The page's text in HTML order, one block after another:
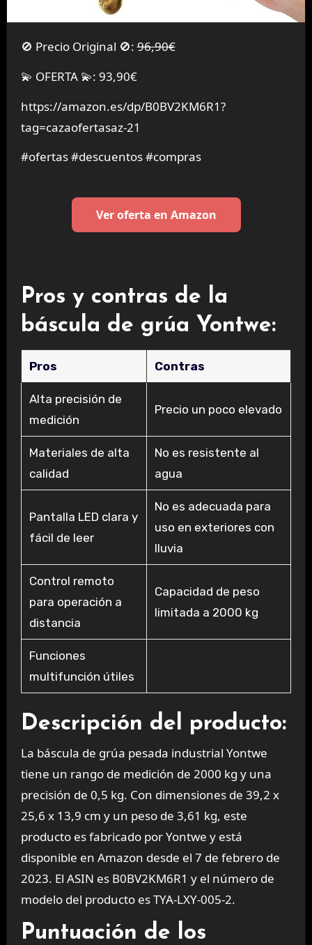
🚫 Precio Original 🚫:96,90€
💫 OFERTA 💫: 93,90€
https://amazon.es/dp/B0BV2KM6R1?
tag=cazaofertasaz-21
#ofertas #descuentos #compras
Ver oferta en Amazon
Pros y contras de la
báscula de grúa Yontwe:
Pros Contras
Alta precisión de
medición
Precio un poco elevado
Materiales de alta
calidad
No es resistente al
agua
Pantalla LED clara y
fácil de leer
No es adecuada para
uso en exteriores con
lluvia
Control remoto
para operación a
distancia
Capacidad de peso
limitada a 2000 kg
Funciones
multifunción útiles
Descripción del producto:
La báscula de grúa pesada industrial Yontwe
tiene un rango de medición de 2000 kg y una
precisión de 0,5 kg. Con dimensiones de 39,2 x
25,6 x 13,9 cm y un peso de 3,61 kg, este
producto es fabricado por Yontwe y está
disponible en Amazon desde el 7 de febrero de
2023. El ASIN es B0BV2KM6R1 y el número de
modelo del producto es TYA-LXY-005-2.
Puntuación de los